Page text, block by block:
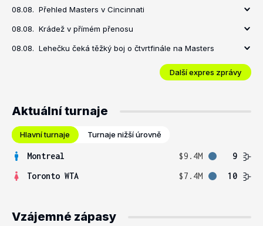
08.08. Přehled Masters v Cincinnati
08.08. Krádež v přímém přenosu
08.08. Lehečku čeká těžký boj o čtvrtfinále na Masters
Další expres zprávy
Aktuální turnaje
Hlavní turnaje Turnaje nižší úrovně
Montreal $9.4M
9
Toronto WTA
$7.4M 10
Vzájemné zápasy